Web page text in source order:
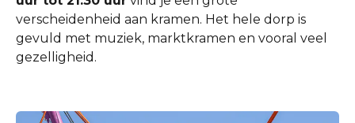
verscheidenheid aan kramen. Het hele dorp is
gevuld met muziek, marktkramen en vooral veel
gezelligheid.